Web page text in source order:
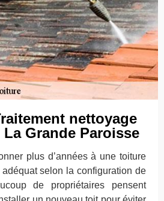
nettoyage
Grande Paroisse
plus d’années à une toiture
selon la configuration de
de propriétaires pensent